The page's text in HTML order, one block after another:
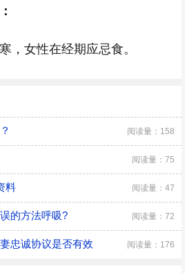
女性在经期应忌食。
阅读量：158
阅读量：75
料 阅读量：47
的方法呼吸? 阅读量：72
忠诚协议是否有效 阅读量：176